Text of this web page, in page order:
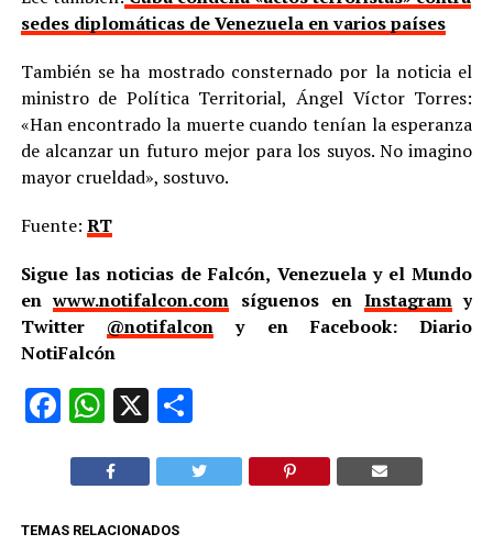
sedes diplomáticas de Venezuela en varios países
También se ha mostrado consternado por la noticia el
ministro de Política Territorial, Ángel Víctor Torres:
«Han encontrado la muerte cuando tenían la esperanza
de alcanzar un futuro mejor para los suyos. No imagino
mayor crueldad», sostuvo.
Fuente: RT
Sigue las noticias de Falcón, Venezuela y el Mundo
enwww.notifalcon.com síguenos en Instagramy
Twitter @notifalcon y en Facebook: Diario
NotiFalcón
Facebook
WhatsApp
X Compartir
TEMAS RELACIONADOS